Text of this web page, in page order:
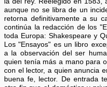
aunque no se libra de un
retorna definitivamente a su
continúa la redacción de los
toda Europa: Shakespeare y
Los "Ensayos" es un libro
a la observación del ser
quien tenía más a mano para
con el lector, a quien anuncia
buena fe, lector. De entrada